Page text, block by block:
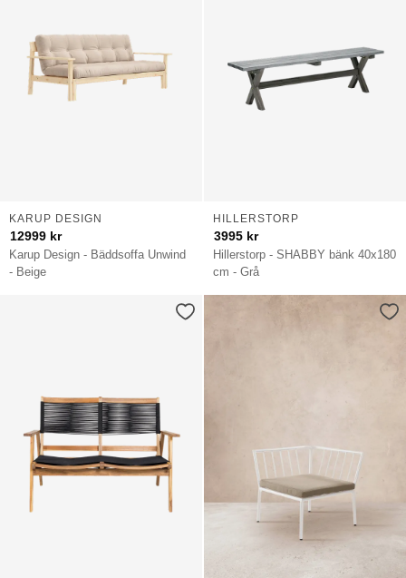
Karup Design - Bäddsoffa Unwind
- Beige
KARUP DESIGN
12999 kr
Hillerstorp - SHABBY bänk 40x180
cm - Grå
HILLERSTORP
3995 kr